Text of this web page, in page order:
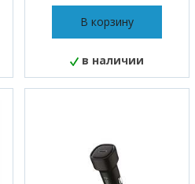
В корзину
в наличии